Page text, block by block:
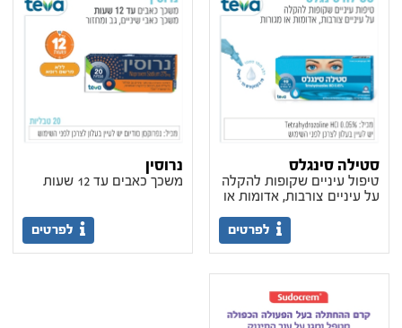
סטילה סינגלס
טיפול עיניים שקופות להקלה
על עיניים צורבות, אדומות או
לפרטים
נרוסין
משכך כאבים עד 12 שעות
לפרטים